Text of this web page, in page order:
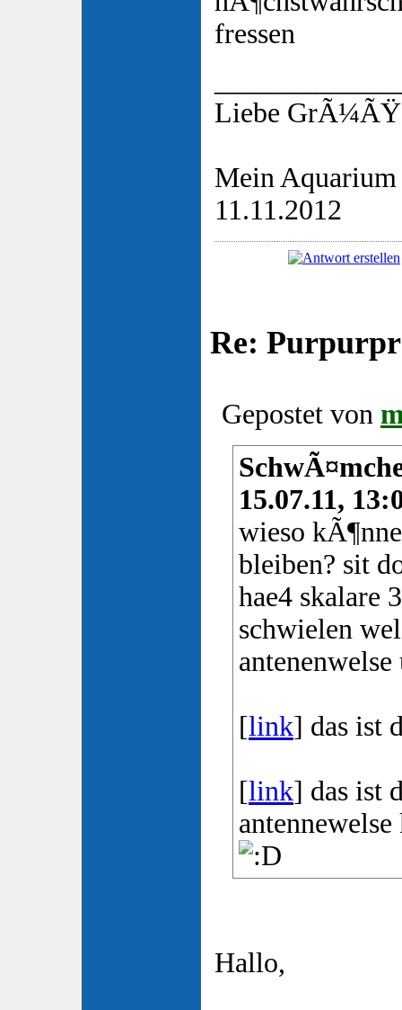
fressen
Liebe
Mein
11.11.2012
Re:
Gepostet von
15.07.11,
wieso
bleiben? sit
hae4 skalare
schwielen
[link] das ist
[link] das ist
Hallo,